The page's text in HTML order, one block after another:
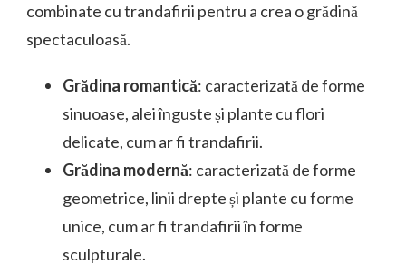
combinate cu trandafirii pentru a crea o grădină
spectaculoasă.
Grădina romantică: caracterizată de forme
sinuoase, alei înguste și plante cu flori
delicate, cum ar fi trandafirii.
Grădina modernă: caracterizată de forme
geometrice, linii drepte și plante cu forme
unice, cum ar fi trandafirii în forme
sculpturale.